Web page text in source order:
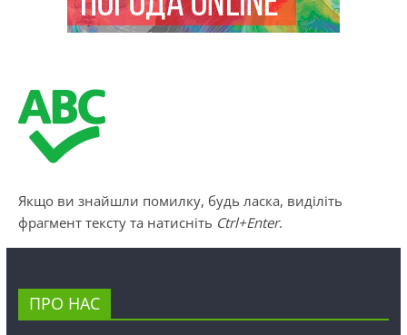
Якщо ви знайшли помилку, будь ласка, виділіть
фрагмент тексту та натисніть Ctrl+Enter.
ПРО НАС